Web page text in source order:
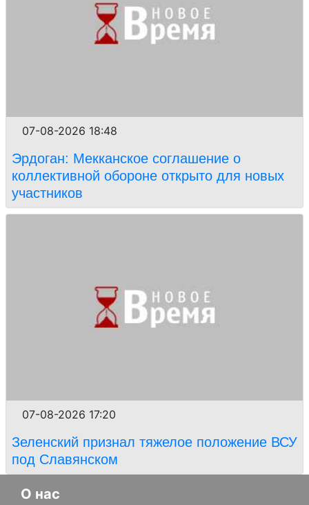
07-08-2026 18:48
Эрдоган: Мекканское соглашение о
коллективной обороне открыто для новых
участников
07-08-2026 17:20
Зеленский признал тяжелое положение ВСУ
под Славянском
О нас